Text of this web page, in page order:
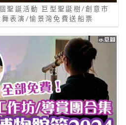
聖誕活動 巨型聖誕樹/創意市
表演/愉景灣免費送船票